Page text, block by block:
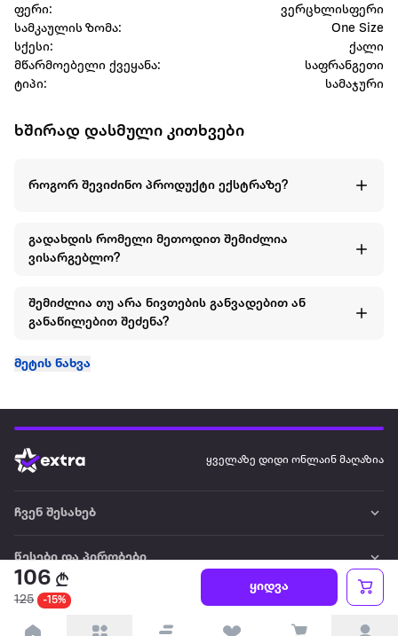
106
125 -15%
ყიდვა
ფერი:
ვერცხლისფერი
სამკაულის ზომა:
One Size
სქესი:
ქალი
მწარმოებელი ქვეყანა:
საფრანგეთი
ტიპი:
სამაჯური
ხშირად დასმული კითხვები
როგორ შევიძინო პროდუქტი ექსტრაზე?
გადახდის რომელი მეთოდით შემიძლია
ვისარგებლო?
შემიძლია თუ არა ნივთების განვადებით ან
განაწილებით შეძენა?
მეტის ნახვა
ყველაზე დიდი ონლაინ მაღაზია
ჩვენ შესახებ
წესები და პირობები
პარტნიორებისთვის